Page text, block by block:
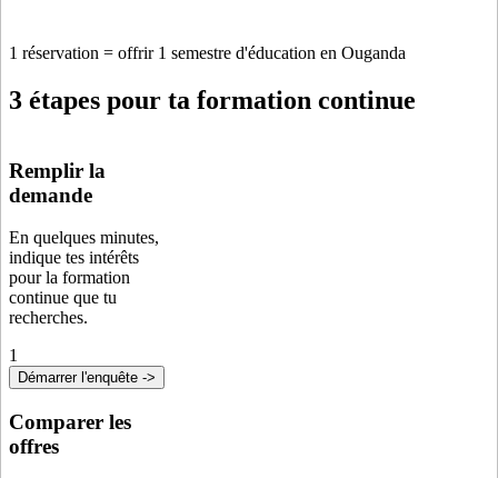
1 réservation = offrir 1 semestre d'éducation en Ouganda
3 étapes pour ta formation continue
Remplir la
demande
En quelques minutes,
indique tes intérêts
pour la formation
continue que tu
recherches.
1
Démarrer l'enquête ->
Comparer les
offres